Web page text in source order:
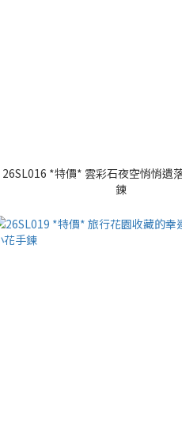
26SL016 *特價* 雲彩石夜空悄悄遺
鍊